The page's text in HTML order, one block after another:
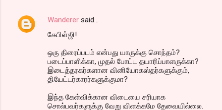
Wanderer said…
கேபிள்ஜி!
ஒரு திரைப்படம் என்பது யாருக்கு சொந்தம்?
படைப்பாளிக்கா, முதல் போட்ட தயாரிப்பாளருக்கா?
இடைத்தரகர்களான வினியோகஸ்தர்களுக்கும்,
தியேட்டர்காரர்களுக்குமா?
இந்த கேள்விக்கான விடையை சரியாக
சொல்பவர்களுக்கு வேறு விளக்கமே தேவையில்லை.